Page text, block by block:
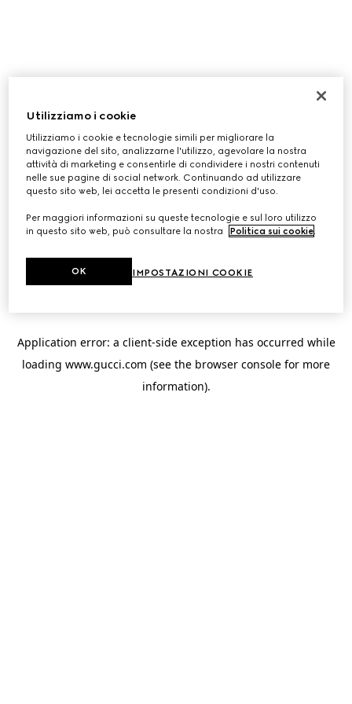
Application error: a client-side exception has occurred while
loading www.gucci.com (see the browser console for more
information).
Utilizziamo i cookie
Utilizziamo i cookie e tecnologie simili per migliorare la
navigazione del sito, analizzarne l'utilizzo, agevolare la nostra
attività di marketing e consentirle di condividere i nostri contenuti
nelle sue pagine di social network. Continuando ad utilizzare
questo sito web, lei accetta le presenti condizioni d'uso.
Per maggiori informazioni su queste tecnologie e sul loro utilizzo
in questo sito web, può consultare la nostra
Politica sui cookie
IMPOSTAZIONI COOKIE
OK